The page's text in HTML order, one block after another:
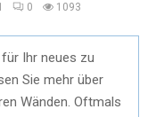
0 1093
Ihr neues zu
Sie mehr über
Wänden. Oftmals